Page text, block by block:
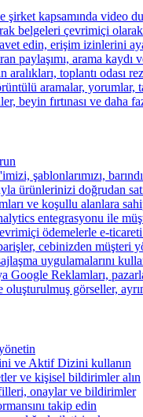
kapsamında video
belgeleri çevrimiçi olarak
edin, erişim izinlerini
paylaşımı, arama kaydı
toplantı odası
aramalar,
beyin fırtınası ve daha
şablonlarımızı,
ürünlerinizi doğrudan
ve koşullu alanlara
entegrasyonu ile
ödemelerle e-ticareti
cebinizden müşteri
uygulamalarını
Google Reklamları,
görseller,
ve Aktif Dizini kullanın
ve kişisel bildirimler alın
onaylar ve bildirimler
takip edin